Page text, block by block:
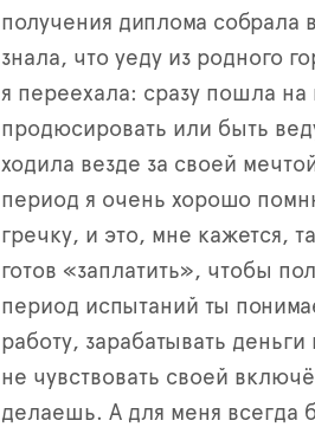
получения диплома собрала
знала, что уеду из родного
я переехала: сразу пошла
продюсировать или быть
ходила везде за своей
период я очень хорошо
гречку, и это, мне кажется,
готов «заплатить», чтобы
период испытаний ты
работу, зарабатывать
не чувствовать своей
делаешь. А для меня всегда